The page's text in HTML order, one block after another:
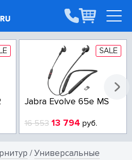
SALE
Jabra Evolve 65e MS
16 553 13 794 руб.
/Универсальные